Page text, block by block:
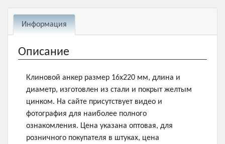
Информация
Описание
Клиновой анкер размер 16х220 мм, длина и
диаметр, изготовлен из стали и покрыт желтым
цинком. На сайте присутствует видео и
фотография для наиболее полного
ознакомления. Цена указана оптовая, для
розничного покупателя в штуках, цена